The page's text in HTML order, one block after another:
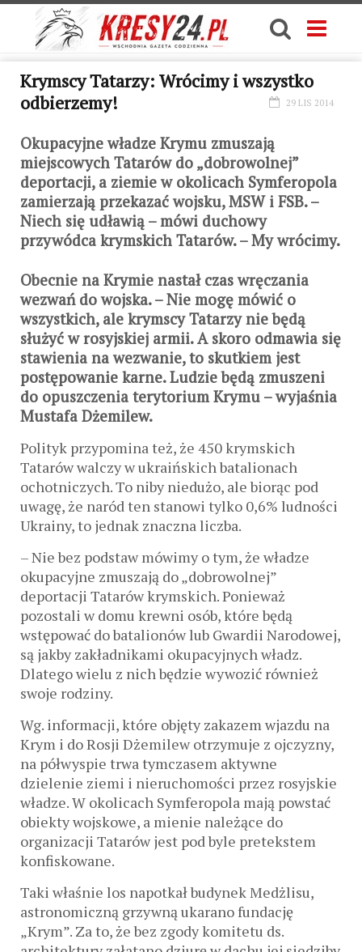
Krymscy Tatarzy: Wrócimy i wszystko
odbierzemy!
29 LIS 2014
Okupacyjne władze Krymu zmuszają
miejscowych Tatarów do „dobrowolnej”
deportacji, a ziemie w okolicach Symferopola
zamierzają przekazać wojsku, MSW i FSB. –
Niech się udławią – mówi duchowy
przywódca krymskich Tatarów. – My wrócimy.
Obecnie na Krymie nastał czas wręczania
wezwań do wojska. – Nie mogę mówić o
wszystkich, ale krymscy Tatarzy nie będą
służyć w rosyjskiej armii. A skoro odmawia się
stawienia na wezwanie, to skutkiem jest
postępowanie karne. Ludzie będą zmuszeni
do opuszczenia terytorium Krymu – wyjaśnia
Mustafa Dżemilew.
Polityk przypomina też, że 450 krymskich
Tatarów walczy w ukraińskich batalionach
ochotniczych. To niby niedużo, ale biorąc pod
uwagę, że naród ten stanowi tylko 0,6% ludności
Ukrainy, to jednak znaczna liczba.
– Nie bez podstaw mówimy o tym, że władze
okupacyjne zmuszają do „dobrowolnej”
deportacji Tatarów krymskich. Ponieważ
pozostali w domu krewni osób, które będą
wstępować do batalionów lub Gwardii Narodowej,
są jakby zakładnikami okupacyjnych władz.
Dlatego wielu z nich będzie wywozić również
swoje rodziny.
Wg. informacji, które objęty zakazem wjazdu na
Krym i do Rosji Dżemilew otrzymuje z ojczyzny,
na półwyspie trwa tymczasem aktywne
dzielenie ziemi i nieruchomości przez rosyjskie
władze. W okolicach Symferopola mają powstać
obiekty wojskowe, a mienie należące do
organizacji Tatarów jest pod byle pretekstem
konfiskowane.
Taki właśnie los napotkał budynek Medżlisu,
astronomiczną grzywną ukarano fundację
„Krym”. Za to, że bez zgody komitetu ds.